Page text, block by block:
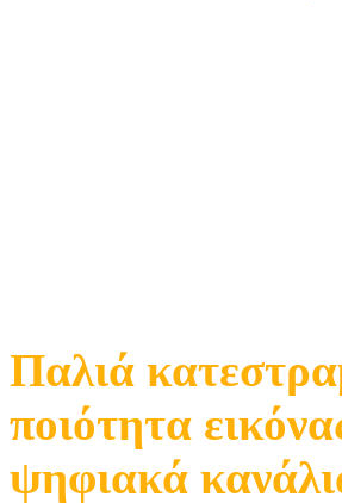
Παλιά
ποιότητα
ψηφιακά